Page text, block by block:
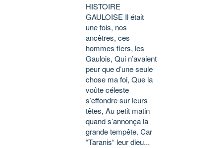
HISTOIRE
GAULOISE Il était
une fois, nos
ancêtres, ces
hommes fiers, les
Gaulois, Qui n’avaient
peur que d’une seule
chose ma foi, Que la
voûte céleste
s’effondre sur leurs
têtes, Au petit matin
quand s’annonça la
grande tempête. Car
“Taranis“ leur dieu...